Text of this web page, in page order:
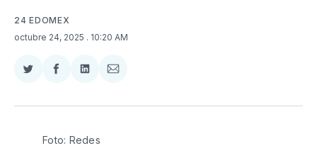
24 EDOMEX
octubre 24, 2025 . 10:20 AM
Compartir
Twitter
Compartir
Facebook
Compartir
LinkedIn
Compartir
Email
Foto: Redes